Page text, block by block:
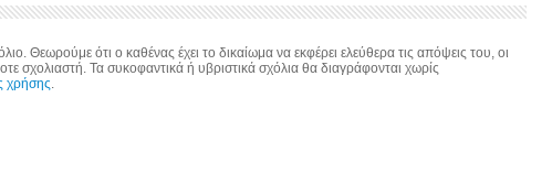
Θεωρούμε ότι ο καθένας έχει το δικαίωμα να εκφέρει ελεύθερα τις απόψεις του, οι
σχολιαστή. Τα συκοφαντικά ή υβριστικά σχόλια θα διαγράφονται χωρίς
χρήσης.